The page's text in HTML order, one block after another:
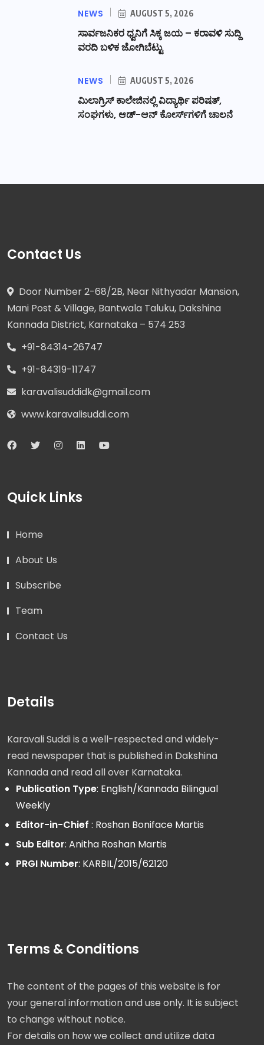
NEWS AUGUST 5, 2026
ಸಾರ್ವಜನಿಕರ ಧ್ವನಿಗೆ ಸಿಕ್ಕ ಜಯ – ಕರಾವಳಿ ಸುದ್ದಿ
ವರದಿ ಬಳಿಕ ಜೋಗಿಬೆಟ್ಟು
NEWS AUGUST 5, 2026
ಮಿಲಾಗ್ರಿಸ್ ಕಾಲೇಜಿನಲ್ಲಿ ವಿದ್ಯಾರ್ಥಿ ಪರಿಷತ್‌,
ಸಂಘಗಳು, ಆಡ್-ಆನ್ ಕೋರ್ಸ್‌ಗಳಿಗೆ ಚಾಲನೆ
Contact Us
Door Number 2-68/2B, Near Nithyadar Mansion,
Mani Post & Village, Bantwala Taluku, Dakshina
Kannada District, Karnataka – 574 253
+91-84314-26747
+91-84319-11747
karavalisuddidk@gmail.com
www.karavalisuddi.com
Quick Links
Home
About Us
Subscribe
Team
Contact Us
Details
Karavali Suddi is a well-respected and widely-
read newspaper that is published in Dakshina
Kannada and read all over Karnataka.
Publication Type: English/Kannada Bilingual
Weekly
Editor-in-Chief : Roshan Boniface Martis
Sub Editor: Anitha Roshan Martis
PRGI Number: KARBIL/2015/62120
Terms & Conditions
The content of the pages of this website is for
your general information and use only. It is subject
to change without notice.
For details on how we collect and utilize data